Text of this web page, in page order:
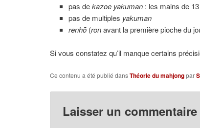
pas dekazoe yakuman: les mains de
pas de multiples yakuman
renhō(ronavant la première pioche du
Si vous constatez qu’il manque certains
Ce contenu a été publié dansThéorie du mahjongpar
Laisser un commentaire